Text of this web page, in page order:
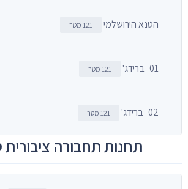
הטנא הירושלמי 121 מטר
01 -ברידג' 121 מטר
02 -ברידג' 121 מטר
תחנות תחבורה ציבורית